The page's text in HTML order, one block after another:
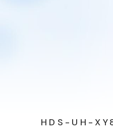
HDS-UH-